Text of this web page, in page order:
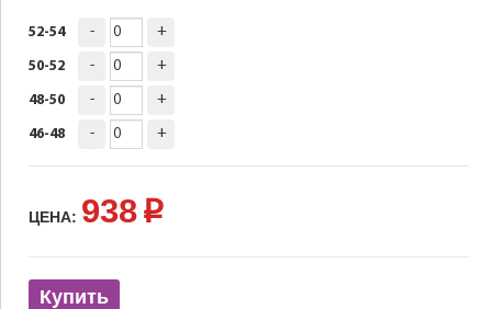
52-54 - +
50-52 - +
48-50 - +
46-48 - +
ЦЕНА: 938 p
Купить